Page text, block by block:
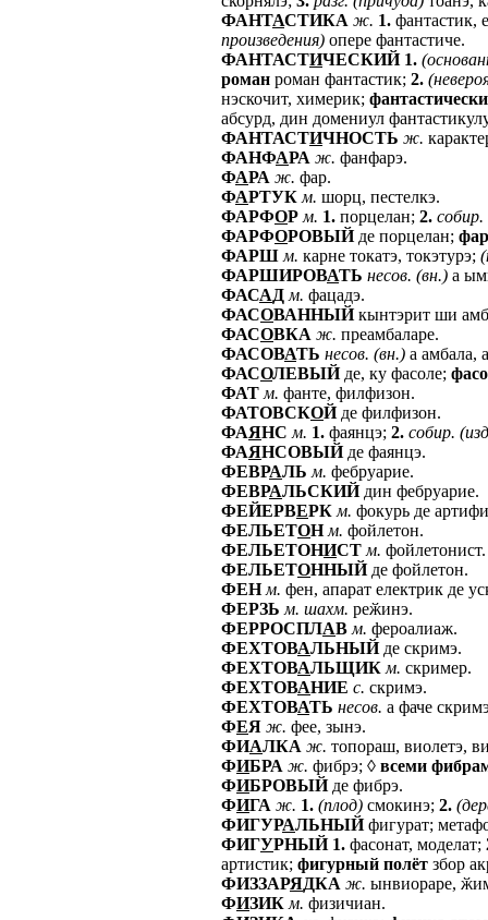
ФАНТАСТИКА ж. 1. фантастик,
произведения) опере фантастиче.
ФАНТАСТИЧЕСКИЙ 1.
роман роман фантастик; 2.
нэскочит, химерик;
абсурд, дин домениул
ФАНТАСТИЧНОСТЬ ж.
ФАНФАРА ж. фанфарэ.
ФАРА ж. фар.
ФАРТУК м. шорц, пестелкэ.
ФАРФОР м. 1. порцелан; 2. собир.
ФАРФОРОВЫЙде порцелан;
ФАРШ м. карне токатэ, токэтурэ;
ФАРШИРОВАТЬ несов. (вн.) а
ФАСАД м. фацадэ.
ФАСОВАННЫЙкынтэрит ши
ФАСОВКА ж. преамбаларе.
ФАСОВАТЬ несов. (вн.) а амбала,
ФАСОЛЕВЫЙде, ку фасоле;
ФАТ м. фанте, филфизон.
ФАТОВСКОЙде филфизон.
ФАЯНС м. 1. фаянцэ; 2. собир.
ФАЯНСОВЫЙде фаянцэ.
ФЕВРАЛЬ м. фебруарие.
ФЕВРАЛЬСКИЙдин фебруарие.
ФЕЙЕРВЕРК м. фокурь де
ФЕЛЬЕТОН м. фойлетон.
ФЕЛЬЕТОНИСТ м. фойлетонист.
ФЕЛЬЕТОННЫЙде фойлетон.
ФЕН м. фен, апарат електрик де
ФЕРЗЬ м. шахм. реӂинэ.
ФЕРРОСПЛАВ м. фероалиаж.
ФЕХТОВАЛЬНЫЙде скримэ.
ФЕХТОВАЛЬЩИК м. скример.
ФЕХТОВАНИЕ с. скримэ.
ФЕХТОВАТЬ несов. а фаче
ФЕЯ ж. фее, зынэ.
ФИАЛКА ж. топораш, виолетэ,
ФИБРА ж. фибрэ; ◊ всеми
ФИБРОВЫЙде фибрэ.
ФИГА ж. 1. (плод) смокинэ; 2.
ФИГУРАЛЬНЫЙфигурат;
ФИГУРНЫЙ 1. фасонат, моделат;
артистик; фигурный полёт збор
ФИЗЗАРЯДКА ж. ынвиораре,
ФИЗИК м. физичиан.